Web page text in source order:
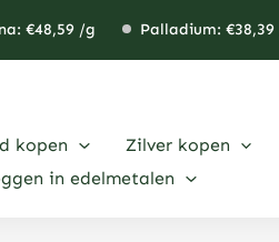
€48,59 /g Palladium: €38,39
kopen Zilver kopen
in edelmetalen